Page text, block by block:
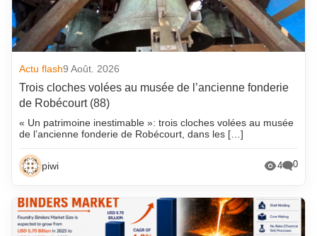
Actu flash9 Août. 2026
Trois cloches volées au musée de l’ancienne fonderie
de Robécourt (88)
« Un patrimoine inestimable »: trois cloches volées au musée
de l’ancienne fonderie de Robécourt, dans les […]
piwi 4 0